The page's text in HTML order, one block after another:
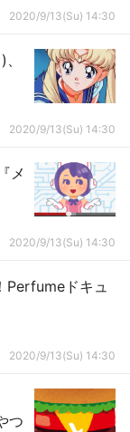
2020/9/13(Su) 14:30
2020/9/13(Su) 14:30
メ
2020/9/13(Su) 14:30
Perfumeドキュ
2020/9/13(Su) 14:30
つ